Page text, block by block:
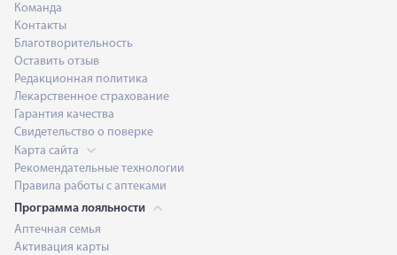
Команда
Контакты
Благотворительность
Оставить отзыв
Редакционная политика
Лекарственное страхование
Гарантия качества
Свидетельство о поверке
Карта сайта
Рекомендательные технологии
Правила работы с аптеками
Программа лояльности
Аптечная семья
Активация карты